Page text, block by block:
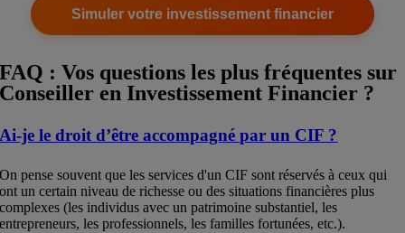
Simuler votre investissement financier
FAQ : Vos questions les plus fréquentes sur
Conseiller en Investissement Financier ?
Ai-je le droit d’être accompagné par un CIF ?
On pense souvent que les services d'un CIF sont réservés à ceux qui
ont un certain niveau de richesse ou des situations financières plus
complexes (les individus avec un patrimoine substantiel, les
entrepreneurs, les professionnels, les familles fortunées, etc.).